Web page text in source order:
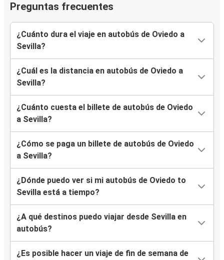
Preguntas frecuentes
¿Cuánto dura el viaje en autobús de Oviedo a
Sevilla?
¿Cuál es la distancia en autobús de Oviedo a
Sevilla?
¿Cuánto cuesta el billete de autobús de Oviedo
a Sevilla?
¿Cómo se paga un billete de autobús de Oviedo
a Sevilla?
¿Dónde puedo ver si mi autobús de Oviedo to
Sevilla está a tiempo?
¿A qué destinos puedo viajar desde Sevilla en
autobús?
¿Es posible hacer un viaje de fin de semana de